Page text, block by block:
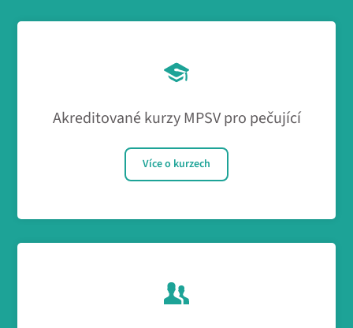
Akreditované kurzy MPSV pro pečující
Více o kurzech